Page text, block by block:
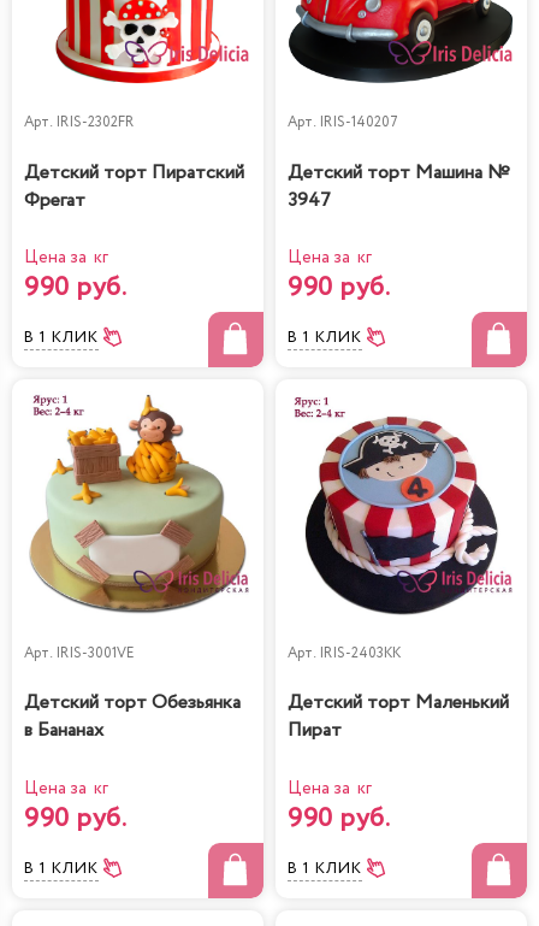
Арт. IRIS-2302FR
Детский торт Пиратский
Фрегат
Цена за кг
990 руб.
В 1 КЛИК
Арт. IRIS-140207
Детский торт Машина №
3947
Цена за кг
990 руб.
В 1 КЛИК
Арт. IRIS-3001VE
Детский торт Обезьянка
в Бананах
Цена за кг
990 руб.
В 1 КЛИК
Арт. IRIS-2403KK
Детский торт Маленький
Пират
Цена за кг
990 руб.
В 1 КЛИК